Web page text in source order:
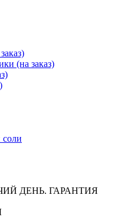
(на заказ)
ДЕНЬ. ГАРАНТИЯ